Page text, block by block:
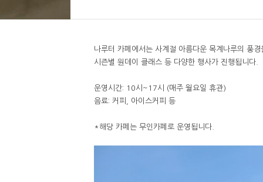
나루터 카페에서는 사계절 아름다운 목계나루의 풍
시즌별 원데이 클래스 등 다양한 행사가 진행됩니다.
운영시간: 10시~17시 (매주 월요일 휴관)
음료: 커피, 아이스커피 등
*해당 카페는 무인카페로 운영됩니다.